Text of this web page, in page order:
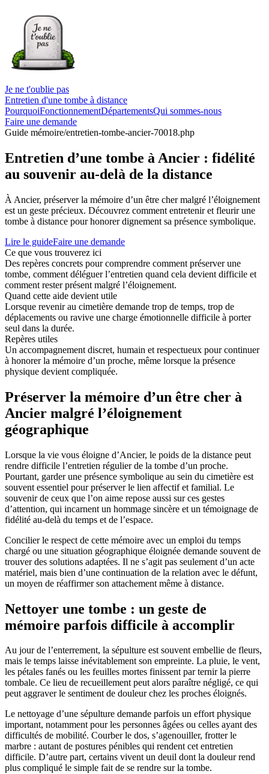
Je ne t'oublie pas
Entretien d'une tombe à distance
PourquoiFonctionnementDépartementsQui sommes-nous
Faire une demande
Guide mémoire/entretien-tombe-ancier-70018.php
Entretien d’une tombe à Ancier : fidélité
au souvenir au-delà de la distance
À Ancier, préserver la mémoire d’un être cher malgré l’éloignement
est un geste précieux. Découvrez comment entretenir et fleurir une
tombe à distance pour honorer dignement sa présence symbolique.
Lire le guideFaire une demande
Ce que vous trouverez ici
Des repères concrets pour comprendre comment préserver une
tombe, comment déléguer l’entretien quand cela devient difficile et
comment rester présent malgré l’éloignement.
Quand cette aide devient utile
Lorsque revenir au cimetière demande trop de temps, trop de
déplacements ou ravive une charge émotionnelle difficile à porter
seul dans la durée.
Repères utiles
Un accompagnement discret, humain et respectueux pour continuer
à honorer la mémoire d’un proche, même lorsque la présence
physique devient compliquée.
Préserver la mémoire d’un être cher à
Ancier malgré l’éloignement
géographique
Lorsque la vie vous éloigne d’Ancier, le poids de la distance peut
rendre difficile l’entretien régulier de la tombe d’un proche.
Pourtant, garder une présence symbolique au sein du cimetière est
souvent essentiel pour préserver le lien affectif et familial. Le
souvenir de ceux que l’on aime repose aussi sur ces gestes
d’attention, qui incarnent un hommage sincère et un témoignage de
fidélité au-delà du temps et de l’espace.
Concilier le respect de cette mémoire avec un emploi du temps
chargé ou une situation géographique éloignée demande souvent de
trouver des solutions adaptées. Il ne s’agit pas seulement d’un acte
matériel, mais bien d’une continuation de la relation avec le défunt,
un moyen de réaffirmer son attachement même à distance.
Nettoyer une tombe : un geste de
mémoire parfois difficile à accomplir
Au jour de l’enterrement, la sépulture est souvent embellie de fleurs,
mais le temps laisse inévitablement son empreinte. La pluie, le vent,
les pétales fanés ou les feuilles mortes finissent par ternir la pierre
tombale. Ce lieu de recueillement peut alors paraître négligé, ce qui
peut aggraver le sentiment de douleur chez les proches éloignés.
Le nettoyage d’une sépulture demande parfois un effort physique
important, notamment pour les personnes âgées ou celles ayant des
difficultés de mobilité. Courber le dos, s’agenouiller, frotter le
marbre : autant de postures pénibles qui rendent cet entretien
difficile. D’autre part, certains vivent un deuil dont la douleur rend
plus compliqué le simple fait de se rendre sur la tombe.